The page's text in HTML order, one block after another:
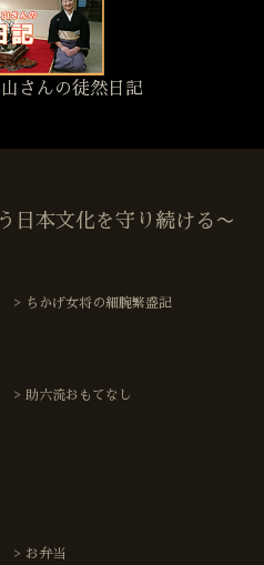
さんの徒然日記
日本文化を守り続ける〜
ちかげ女将の細腕繁盛記
助六流おもてなし
お弁当